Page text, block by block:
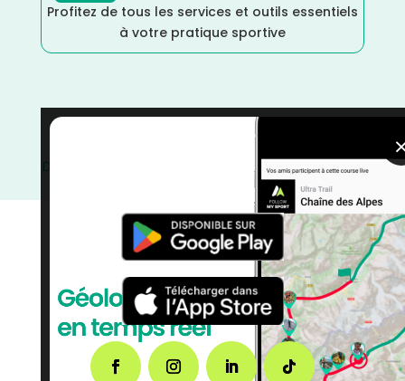
Profitez de tous les services et outils essentiels
à votre pratique sportive
Distance Faible
Course à Pied/Bouches du